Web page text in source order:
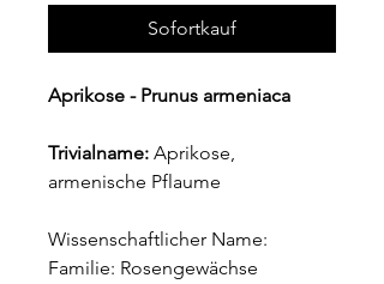
Sofortkauf
Aprikose - Prunus armeniaca
Trivialname: Aprikose,
armenische Pflaume
Wissenschaftlicher Name:
Familie: Rosengewächse